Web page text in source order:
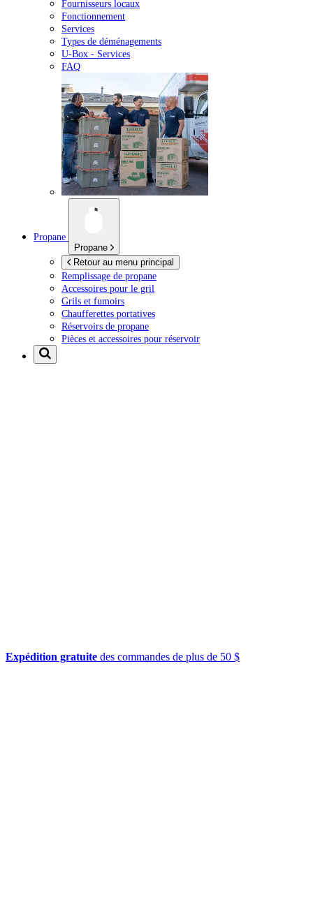
Fournisseurs locaux
Fonctionnement
Services
Types de déménagements
U-Box - Services
FAQ
Propane
Propane
Retour au menu principal
Remplissage de propane
Accessoires pour le gril
Grils et fumoirs
Chaufferettes portatives
Réservoirs de propane
Pièces et accessoires pour réservoir
Expédition gratuite des commandes de plus de 50 $